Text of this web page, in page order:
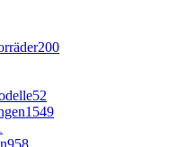
200
52
1549
958